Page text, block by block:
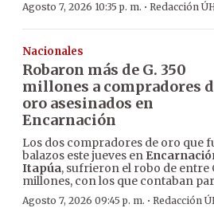
Agosto 7, 2026 10:35 p. m. · Redacción
Nacionales
Robaron más de G. 350
millones a compradores
oro asesinados en
Encarnación
Los dos compradores de oro que
balazos este jueves en
Itapúa, sufrieron el robo de entre
millones, con los que contaban
Agosto 7, 2026 09:45 p. m. · Redacción